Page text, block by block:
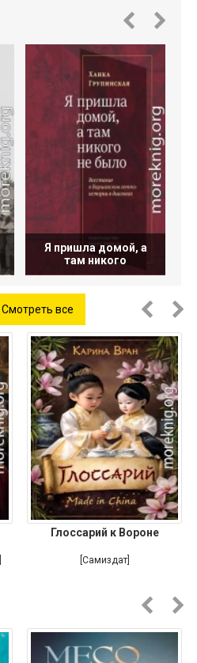
Я пришла домой, а
там никого
Смотреть все
Глоссарий к Вороне
[Самиздат]